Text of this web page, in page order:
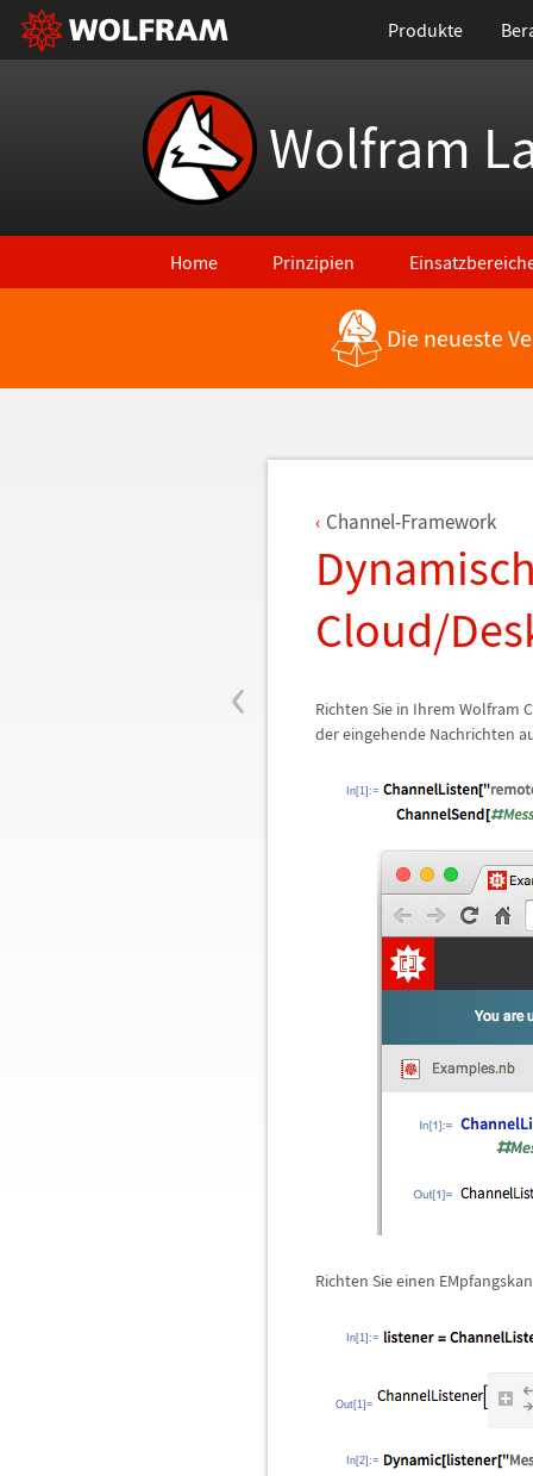
Produkte
Wolfram
Home Prinzipien
Zurück zu den neuesten FeaturesDie neueste
‹
Channel-Framework
Cloud/
Richten Sie in Ihrem Wolfram
der eingehende Nachrichten
In[1]:=
Richten Sie einen
In[1]:=
Out[1]=
In[2]:=